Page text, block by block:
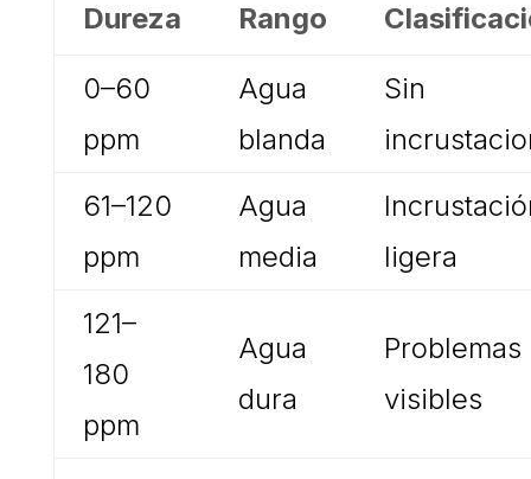
Dureza Rango
0–60
ppm
Agua
blanda
Sin
61–120
ppm
Agua
media
ligera
121–
180
ppm
Agua
dura
Problemas
visibles